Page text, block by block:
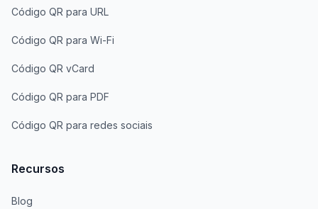
Código QR para URL
Código QR para Wi-Fi
Código QR vCard
Código QR para PDF
Código QR para redes sociais
Recursos
Blog